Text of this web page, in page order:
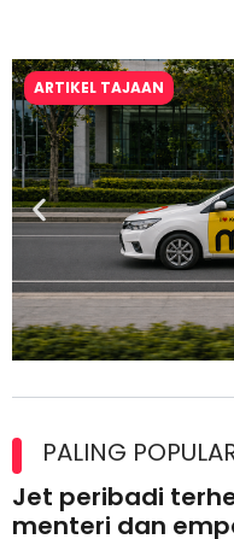
ARTIKEL TAJAAN
lesen separuh pertama
PALING
Jet peribadi
menteri dan